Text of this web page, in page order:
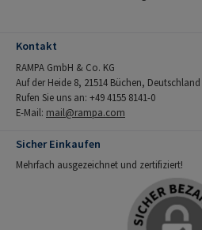
Kontakt
RAMPA GmbH & Co. KG
Auf der Heide 8, 21514 Büchen, Deutschland
Rufen Sie uns an: +49 4155 8141-0
E-Mail: mail@rampa.com
Sicher Einkaufen
Mehrfach ausgezeichnet und zertifiziert!